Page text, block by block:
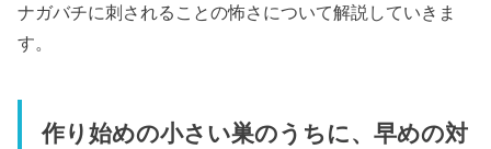
ナガバチに刺されることの怖さについて解説していきま
す。
作り始めの小さい巣のうちに、早めの対